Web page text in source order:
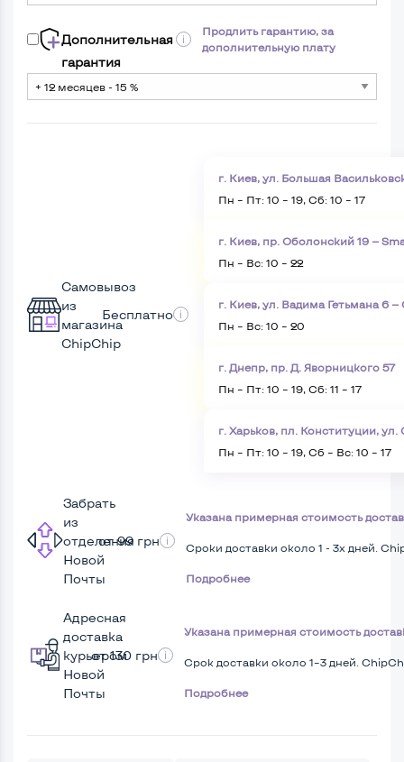
Дополнительная
гарантия
Продлить гарантию, за
дополнительную плату
Самовывоз
из
магазина
ChipChip
Бесплатно
г. Киев, ул. Большая
Пн – Пт: 10 – 19, Сб: 10 – 17
г. Киев, пр. Оболонский 19 —
Пн – Вс: 10 – 22
г. Киев, ул. Вадима Гетьмана 6
Пн – Вс: 10 – 20
г. Днепр, пр. Д. Яворницкого 57
Пн – Пт: 10 – 19, Сб: 11 – 17
г. Харьков, пл. Конституции,
Пн – Пт: 10 – 19, Сб – Вс: 10 – 17
Забрать
из
отделения
Новой
Почты
от 99 грн
Указана примерная стоимость
Сроки доставки около 1 - 3х дней.
Подробнее
Адресная
доставка
курьером
Новой
Почты
от 130 грн
Указана примерная стоимость
Срок доставки около 1–3 дней.
Подробнее